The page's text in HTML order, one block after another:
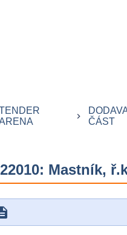
keyboard_arrow_right
ČÁST
Mastník,